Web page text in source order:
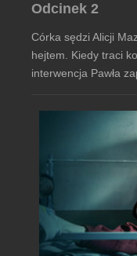
Odcinek 2
Córka sędzi Alicji
hejtem. Kiedy traci
interwencja Pawła